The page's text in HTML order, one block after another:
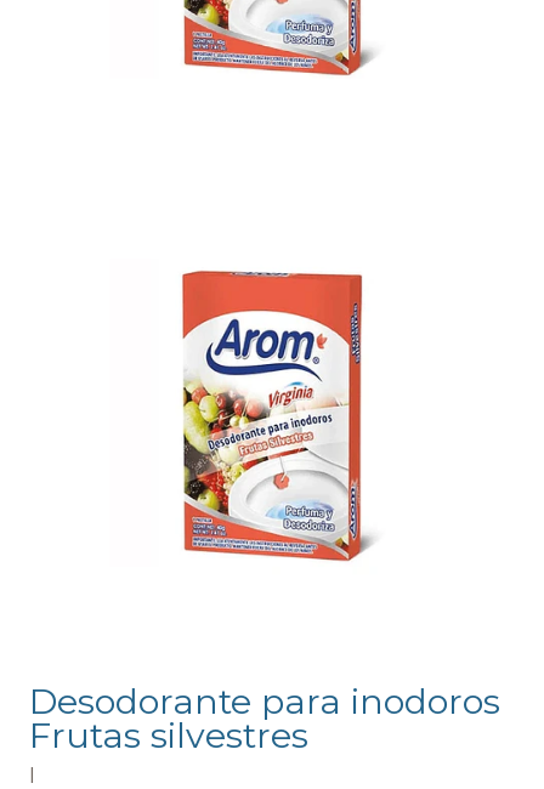
Desodorante para inodoros
Frutas silvestres
|